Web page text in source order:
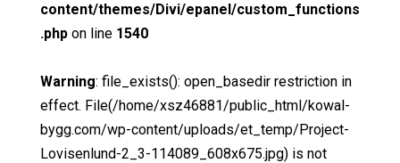
content/themes/Divi/epanel/custom_functions
.phpon line 1540
Warning: file_exists(): open_basedir restriction in
effect. File(/home/xsz46881/public_html/kowal-
bygg.com/wp-content/uploads/et_temp/Project-
Lovisenlund-2_3-114089_608x675.jpg) is not